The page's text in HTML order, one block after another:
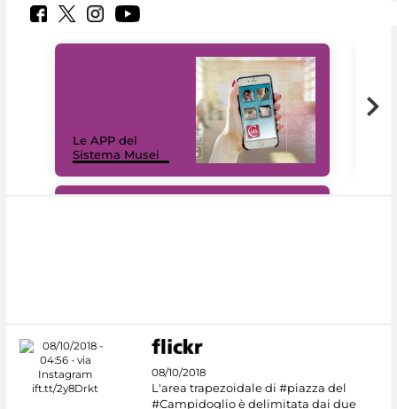
Le APP del
Sistema Musei
08/10/2018
L'area trapezoidale di #piazza del
#Campidoglio è delimitata dai due